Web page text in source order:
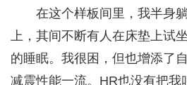
在这个样板间里，我半身
上，其间不断有人在床垫上试
的睡眠。我很困，但也增添了
减震性能一流。HR也没有把我